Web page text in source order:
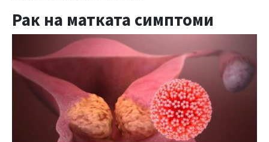
Рак на матката симптоми